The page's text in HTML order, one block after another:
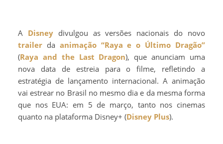
Disneydivulgou as versões nacionais do novo
trailer da animação “Raya e o Último Dragão”
(Raya and the Last Dragon), que anunciam uma
nova data de estreia para o filme, refletindo a
estratégia de lançamento internacional. A animação
vai estrear no Brasil no mesmo dia e da mesma forma
que nos EUA: em 5 de março, tanto nos cinemas
quanto na plataforma Disney+ (Disney Plus).